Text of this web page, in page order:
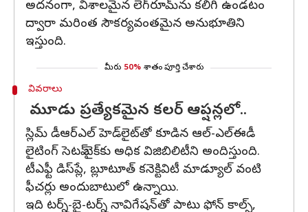
అదనంగా, విశాలమైన లెగ్‌రూమ్‌ను కలిగి ఉండటం
ద్వారా మరింత సౌకర్యవంతమైన అనుభూతిని
ఇస్తుంది.
మీరు 50% శాతం పూర్తి చేశారు
వివరాలు
మూడు ప్రత్యేకమైన కలర్ ఆప్షన్లలో..
స్లిమ్ డీఆర్ఎల్ హెడ్‌లైట్‌తో కూడిన ఆల్-ఎల్ఈడీ
లైటింగ్ సెటప్ బైక్‌కు అధిక విజిబిలిటీని అందిస్తుంది.
టీఎఫ్టీ డిస్‌ప్లే, బ్లూటూత్ కనెక్టివిటీ మాడ్యూల్ వంటి
ఫీచర్లు అందుబాటులో ఉన్నాయి.
ఇది టర్న్-బై-టర్న్ నావిగేషన్‌తో పాటు ఫోన్ కాల్స్,